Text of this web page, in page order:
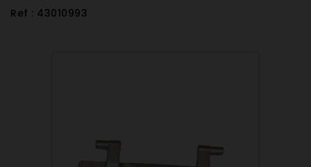
Ref : 43010993